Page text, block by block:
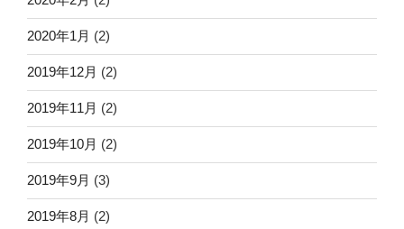
2020年1月 (2)
2019年12月 (2)
2019年11月 (2)
2019年10月 (2)
2019年9月 (3)
2019年8月 (2)